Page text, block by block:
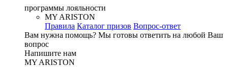
программы лояльности
MY ARISTON
Правила Каталог призов Вопрос-ответ
Вам нужна помощь? Мы готовы ответить на любой Ваш
вопрос
Напишите нам
MY ARISTON